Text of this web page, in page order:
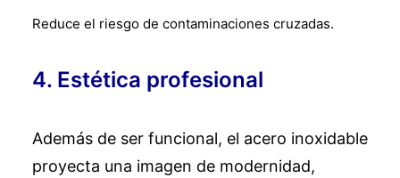
Reduce el riesgo de contaminaciones cruzadas.
4. Estética profesional
Además de ser funcional, el acero inoxidable
proyecta una imagen de modernidad,